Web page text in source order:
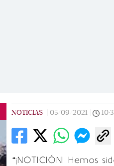
NOTICIAS 05/09/2021
“¡NOTICIÓN! Hemos